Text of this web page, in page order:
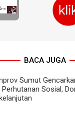
BACA JUGA
Sumut
Perhutanan Sosial,